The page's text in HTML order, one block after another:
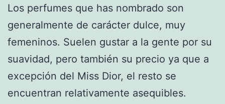
Los perfumes que has nombrado son
generalmente de carácter dulce, muy
femeninos. Suelen gustar a la gente por su
suavidad, pero también su precio ya que a
excepción del Miss Dior, el resto se
encuentran relativamente asequibles.